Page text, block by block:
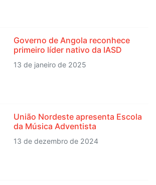
Governo de Angola reconhece
primeiro líder nativo da IASD
13 de janeiro de 2025
União Nordeste apresenta Escola
da Música Adventista
13 de dezembro de 2024